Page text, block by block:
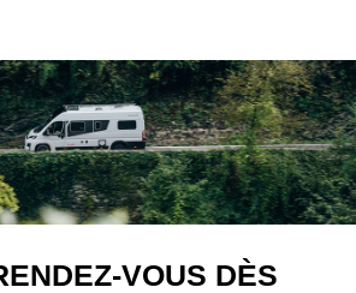
VOUS DÈS